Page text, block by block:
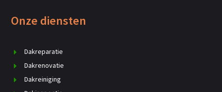
Onze diensten
Dakreparatie
Dakrenovatie
Dakreiniging